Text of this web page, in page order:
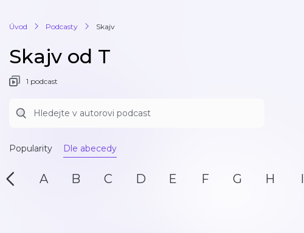
Úvod Podcasty Skajv
Skajv od T
1 podcast
Popularity Dle abecedy
A B C D E F G H I